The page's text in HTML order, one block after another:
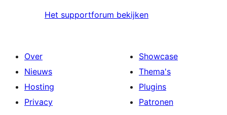
Het supportforum bekijken
Over
Nieuws
Hosting
Privacy
Showcase
Thema's
Plugins
Patronen